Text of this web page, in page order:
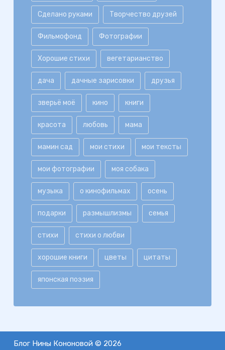
Сделано руками Творчество друзей
Фильмофонд Фотографии
Хорошие стихи вегетарианство
дача дачные зарисовки друзья
зверьё моё кино книги
красота любовь мама
мамин сад мои стихи мои тексты
мои фотографии моя собака
музыка о кинофильмах осень
подарки размышлизмы семья
стихи стихи о любви
хорошие книги цветы цитаты
японская поэзия
Блог Нины Кононовой © 2026